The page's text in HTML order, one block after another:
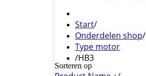
Start/
Onderdelen shop/
Type motor
/HB3
Sorteren op